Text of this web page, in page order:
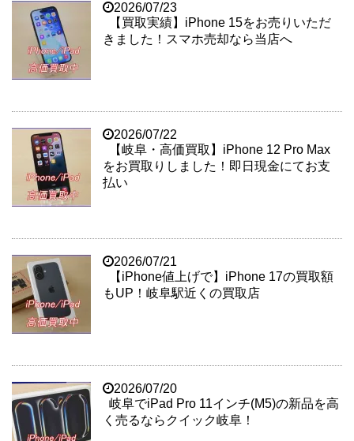
2026/07/23
【買取実績】iPhone 15をお売りいただ
きました！スマホ売却なら当店へ
2026/07/22
【岐阜・高価買取】iPhone 12 Pro Max
をお買取りしました！即日現金にてお支
払い
2026/07/21
【iPhone値上げで】iPhone 17の買取額
もUP！岐阜駅近くの買取店
2026/07/20
岐阜でiPad Pro 11インチ(M5)の新品を高
く売るならクイック岐阜！